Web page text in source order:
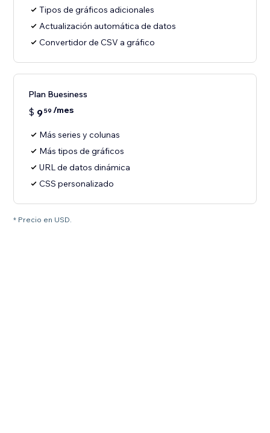
Tipos de gráficos adicionales
Actualización automática de datos
Convertidor de CSV a gráfico
Plan Buesiness
$ 959 /mes
Más series y colunas
Más tipos de gráficos
URL de datos dinámica
CSS personalizado
* Precio en USD.